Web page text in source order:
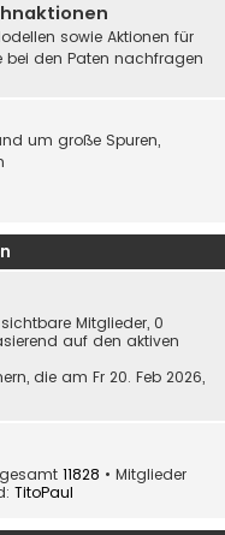
sowie Aktionen für
bei den Paten nachfragen
um große Spuren,
Mitglieder, 0
auf den aktiven
die am Fr 20. Feb 2026,
11828 • Mitglieder
TitoPaul